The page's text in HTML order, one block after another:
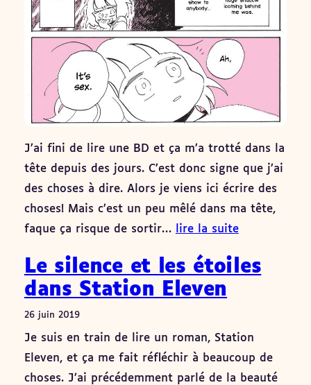
J’ai fini de lire une BD et ça m’a trotté dans la
tête depuis des jours. C’est donc signe que j’ai
des choses à dire. Alors je viens ici écrire des
choses! Mais c’est un peu mêlé dans ma tête,
faque ça risque de sortir…
lire la suite
Le silence et les étoiles
dans Station Eleven
26 juin 2019
Je suis en train de lire un roman, Station
Eleven, et ça me fait réfléchir à beaucoup de
choses. J’ai précédemment parlé de la beauté